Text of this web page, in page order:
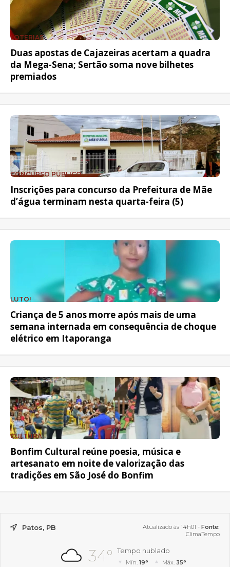
LOTERIAS
Duas apostas de Cajazeiras acertam a quadra
da Mega-Sena; Sertão soma nove bilhetes
premiados
CONCURSO PÚBLICO
Inscrições para concurso da Prefeitura de Mãe
d’água terminam nesta quarta-feira (5)
LUTO!
Criança de 5 anos morre após mais de uma
semana internada em consequência de choque
elétrico em Itaporanga
CULTURA
Bonfim Cultural reúne poesia, música e
artesanato em noite de valorização das
tradições em São José do Bonfim
Patos, PB Atualizado às 14h01 - Fonte:
ClimaTempo
34° Tempo nublado
Mín.19° Máx. 35°